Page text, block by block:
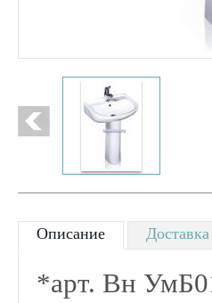
Описание Доставка
*арт. Вн